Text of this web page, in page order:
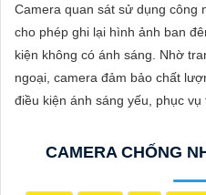
VẤN
DỊCH
VỤ
"Camera Dahua chính hãng
Camera quan sát sử dụng công
cho phép ghi lại hình ảnh ban
kiện không có ánh sáng. Nhờ
ngoại, camera đảm bảo chất
điều kiện ánh sáng yếu, phục vụ
CAMERA CHỐNG